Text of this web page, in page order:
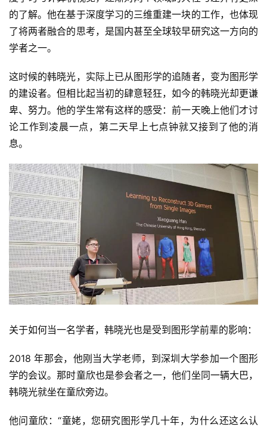
的了解。他在基于深度学习的三维重建一块的工作，也体现
了将两者融合的思考，是国内甚至全球较早研究这一方向的
学者之一。
这时候的韩晓光，实际上已从图形学的追随者，变为图形学
的建设者。但相比起当初的肆意轻狂，如今的韩晓光却更谦
卑、努力。他的学生常有这样的感受：前一天晚上他们才讨
论工作到凌晨一点，第二天早上七点钟就又接到了他的消
息。
关于如何当一名学者，韩晓光也是受到图形学前辈的影响：
2018 年那会，他刚当大学老师，到深圳大学参加一个图形
学的会议。那时童欣也是参会者之一，他们坐同一辆大巴，
韩晓光就坐在童欣旁边。
他问童欣：“童姥，您研究图形学几十年，为什么还这么认